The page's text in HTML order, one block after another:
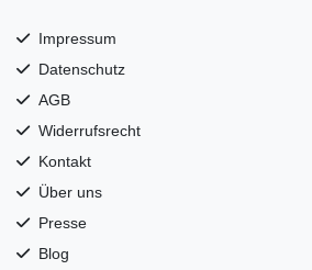
Impressum
Datenschutz
AGB
Widerrufsrecht
Kontakt
Über uns
Presse
Blog